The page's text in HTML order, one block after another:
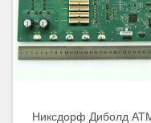
Никсдорф Диболд